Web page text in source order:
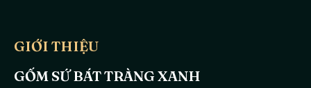
GIỚI THIỆU
GỐM SỨ BÁT TRÀNG XANH